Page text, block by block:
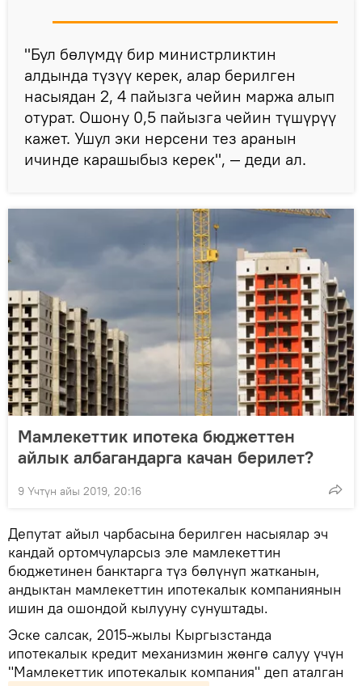
"Бул бөлүмдү бир министрликтин
алдында түзүү керек, алар берилген
насыядан 2, 4 пайызга чейин маржа алып
отурат. Ошону 0,5 пайызга чейин түшүрүү
кажет. Ушул эки нерсени тез аранын
ичинде карашыбыз керек", — деди ал.
Мамлекеттик ипотека бюджеттен
айлык албагандарга качан берилет?
9 Үчтүн айы 2019, 20:16
Депутат айыл чарбасына берилген насыялар эч
кандай ортомчуларсыз эле мамлекеттин
бюджетинен банктарга түз бөлүнүп жатканын,
андыктан мамлекеттин ипотекалык компаниянын
ишин да ошондой кылууну сунуштады.
Эске салсак, 2015-жылы Кыргызстанда
ипотекалык кредит механизмин жөнгө салуу үчүн
"Мамлекеттик ипотекалык компания" деп аталган